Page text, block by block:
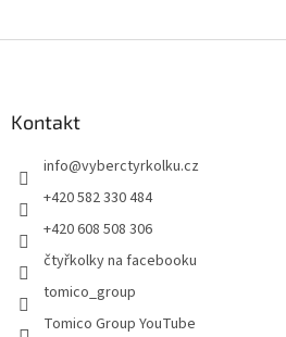
Kontakt
info@vyberctyrkolku.cz
+420 582 330 484
+420 608 508 306
čtyřkolky na facebooku
tomico_group
Tomico Group YouTube